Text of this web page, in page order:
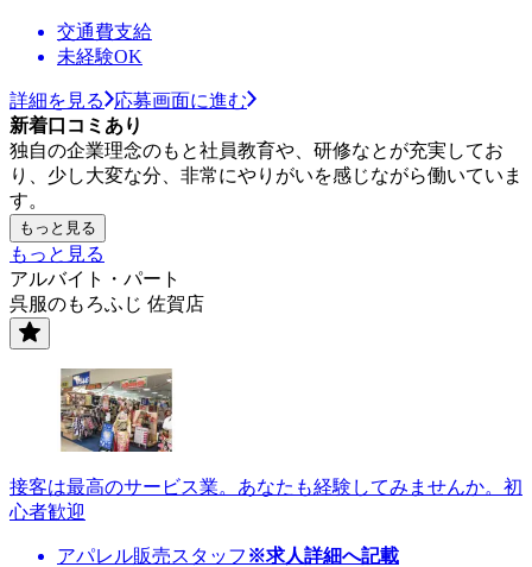
交通費支給
未経験OK
詳細を見る
応募画面に進む
新着口コミあり
独自の企業理念のもと社員教育や、研修なとが充実してお
り、少し大変な分、非常にやりがいを感じながら働いていま
す。
もっと見る
もっと見る
アルバイト・パート
呉服のもろふじ 佐賀店
接客は最高のサービス業。あなたも経験してみませんか。初
心者歓迎
アパレル販売スタッフ ※求人詳細へ記載